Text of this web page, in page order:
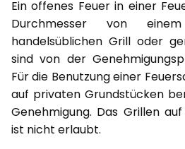
Ein offenes Feuer in einer
Durchmesser von
handelsüblichen Grill oder
sind von der
Für die Benutzung einer
auf privaten Grundstücken
Genehmigung. Das Grillen
ist nicht erlaubt.